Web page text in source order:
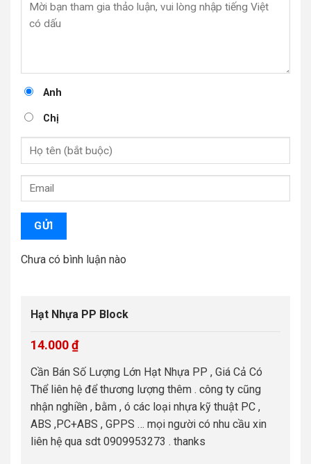
Anh
Chị
GỬI
Chưa có bình luận nào
Hạt Nhựa PP Block
14.000₫
Cần Bán Số Lượng Lớn Hạt Nhựa PP , Giá Cả Có
Thể liên hệ để thương lượng thêm . công ty cũng
nhận nghiền , bằm , ó các loại nhựa kỹ thuật PC ,
ABS ,PC+ABS , GPPS … mọi người có nhu cầu xin
liên hệ qua sdt 0909953273 . thanks